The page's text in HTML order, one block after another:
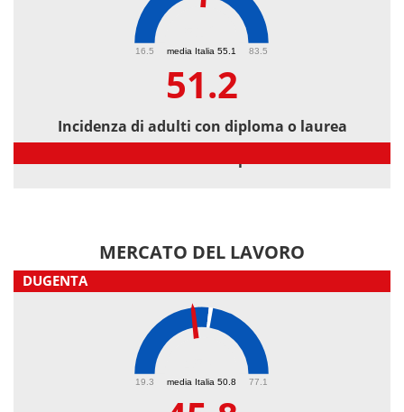
media Italia 55.1
16.5 83.5
51.2
Incidenza di adulti con diploma o laurea
MERCATO DEL LAVORO
DUGENTA
media Italia 50.8
19.3 77.1